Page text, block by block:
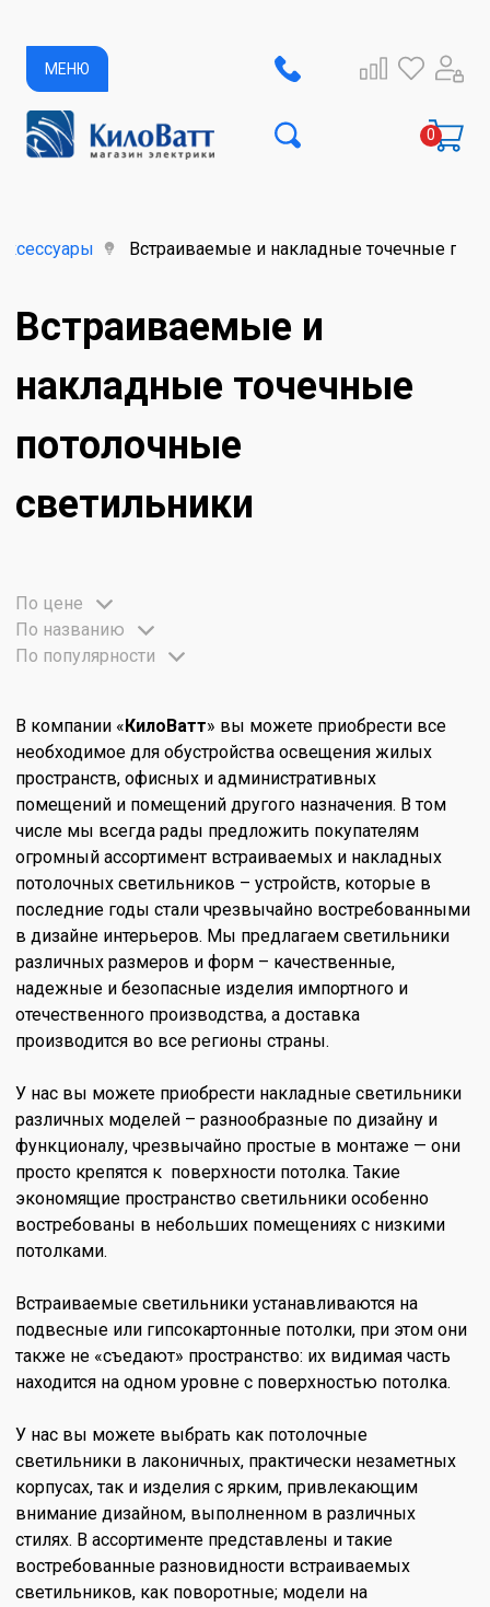
МЕНЮ
Встраиваемые и накладные точечные
Встраиваемые и
накладные точечные
потолочные
светильники
По цене
По названию
По популярности
В компании «КилоВатт» вы можете приобрести все
необходимое для обустройства освещения жилых
пространств, офисных и административных
помещений и помещений другого назначения. В том
числе мы всегда рады предложить покупателям
огромный ассортимент встраиваемых и накладных
потолочных светильников – устройств, которые в
последние годы стали чрезвычайно востребованными
в дизайне интерьеров. Мы предлагаем светильники
различных размеров и форм – качественные,
надежные и безопасные изделия импортного и
отечественного производства, а доставка
производится во все регионы страны.
У нас вы можете приобрести накладные светильники
различных моделей – разнообразные по дизайну и
функционалу, чрезвычайно простые в монтаже — они
просто крепятся к поверхности потолка. Такие
экономящие пространство светильники особенно
востребованы в небольших помещениях с низкими
потолками.
Встраиваемые светильники устанавливаются на
подвесные или гипсокартонные потолки, при этом они
также не «съедают» пространство: их видимая часть
находится на одном уровне с поверхностью потолка.
У нас вы можете выбрать как потолочные
светильники в лаконичных, практически незаметных
корпусах, так и изделия с ярким, привлекающим
внимание дизайном, выполненном в различных
стилях. В ассортименте представлены и такие
востребованные разновидности встраиваемых
светильников, как поворотные; модели на